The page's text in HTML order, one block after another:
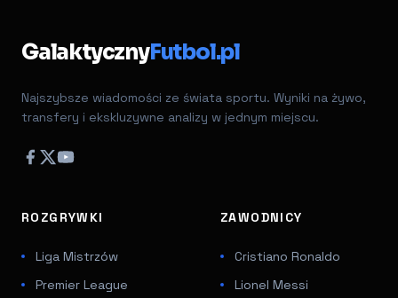
GalaktycznyFutbol.pl
Najszybsze wiadomości ze świata sportu. Wyniki na żywo,
transfery i ekskluzywne analizy w jednym miejscu.
ROZGRYWKI
Liga Mistrzów
Premier League
ZAWODNICY
Cristiano Ronaldo
Lionel Messi